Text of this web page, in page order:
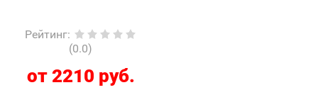
Рейтинг:
(0.0)
от 2210 руб.